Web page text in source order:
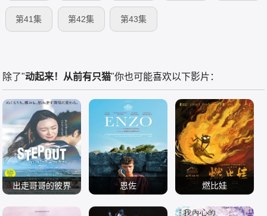
第41集 第42集 第43集
除了"动起来！从前有只猫"你也可能喜欢以下影片：
出走哥哥的彼界
恩佐
燃比娃